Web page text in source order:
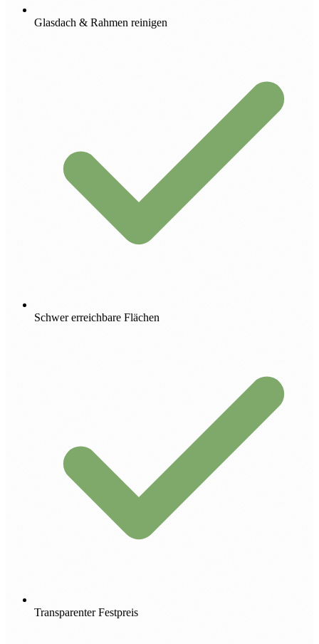
Glasdach & Rahmen reinigen
Schwer erreichbare Flächen
Transparenter Festpreis